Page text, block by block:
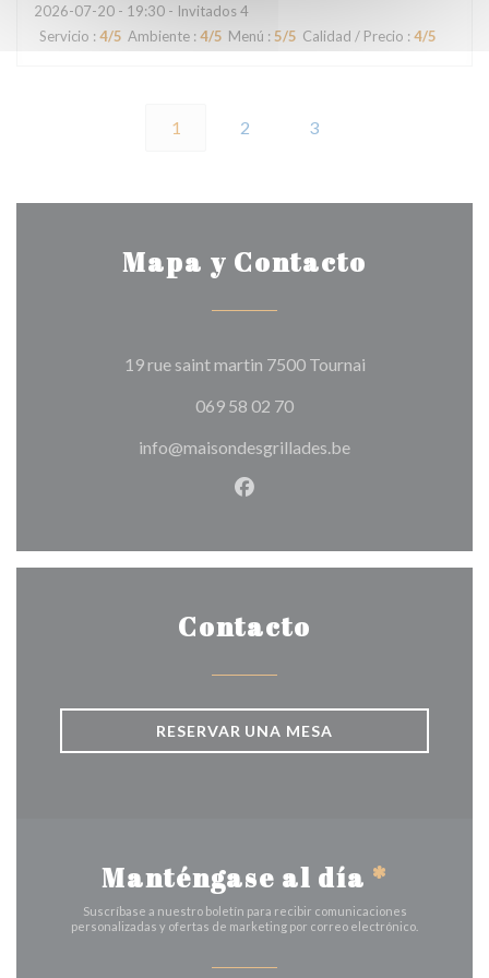
2026-07-20 - 19:30 - Invitados 4
Servicio : 4/5 Ambiente : 4/5 Menú : 5/5 Calidad / Precio : 4/5
1 2 3
Mapa y Contacto
19 rue saint martin 7500 Tournai((abre en una
069 58 02 70
info@maisondesgrillades.be
Facebook ((abre en una
Contacto
RESERVAR UNA MESA
Manténgase al día *
Suscríbase a nuestro boletín para recibir comunicaciones
personalizadas y ofertas de marketing por correo electrónico.